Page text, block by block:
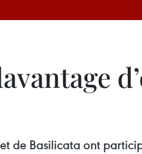
de Basilicata ont